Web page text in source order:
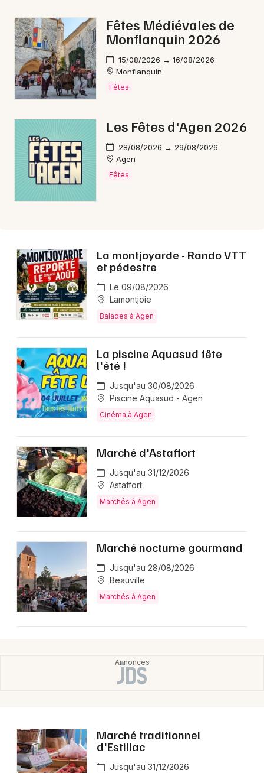
Fêtes Médiévales de
Monflanquin 2026
15/08/2026 → 16/08/2026
Monflanquin
Fêtes
Les Fêtes d'Agen 2026
28/08/2026 → 29/08/2026
Agen
Fêtes
La montjoyarde - Rando VTT
et pédestre
Le 09/08/2026
Lamontjoie
Balades à Agen
La piscine Aquasud fête
l'été !
Jusqu'au 30/08/2026
Piscine Aquasud - Agen
Cinéma à Agen
Marché d'Astaffort
Jusqu'au 31/12/2026
Astaffort
Marchés à Agen
Marché nocturne gourmand
Jusqu'au 28/08/2026
Beauville
Marchés à Agen
Marché traditionnel
d'Estillac
Jusqu'au 31/12/2026